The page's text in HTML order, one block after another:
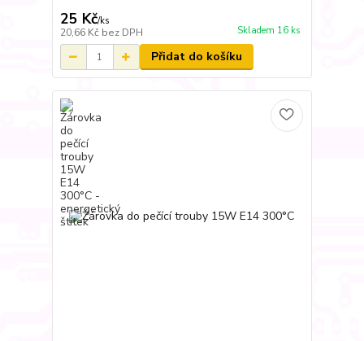
25 Kč/ks
20,66 Kč bez DPH Skladem 16 ks
Přidat do košíku